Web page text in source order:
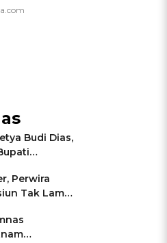
Budi Dias,
Perwira
Tak Lama